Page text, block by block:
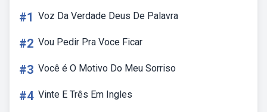
#1 Voz Da Verdade Deus De Palavra
#2 Vou Pedir Pra Voce Ficar
#3 Você é O Motivo Do Meu Sorriso
#4 Vinte E Três Em Ingles